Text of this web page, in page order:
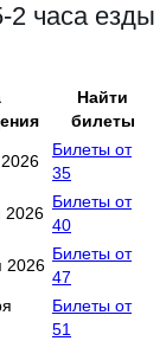
часа езды
Найти
билеты
Билеты от
35
2026
Билеты от
40
2026
Билеты от
47
Билеты от
51